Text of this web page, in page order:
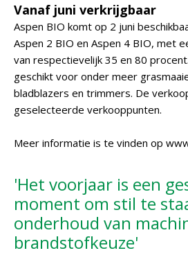
Vanaf juni verkrijgbaar
Aspen BIO komt op 2 juni
Aspen 2 BIO en Aspen 4 BIO, met
van respectievelijk 35 en 80
geschikt voor onder meer
bladblazers en trimmers. De
geselecteerde verkooppunten.
Meer informatie is te vinden op
'Het voorjaar is een
moment om stil te
onderhoud van
brandstofkeuze'